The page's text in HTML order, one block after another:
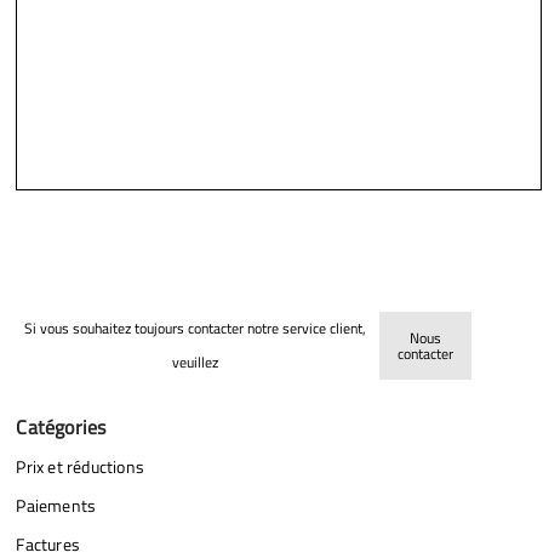
Si vous souhaitez toujours contacter notre service client,
veuillez
Catégories
Prix et réductions
Paiements
Factures